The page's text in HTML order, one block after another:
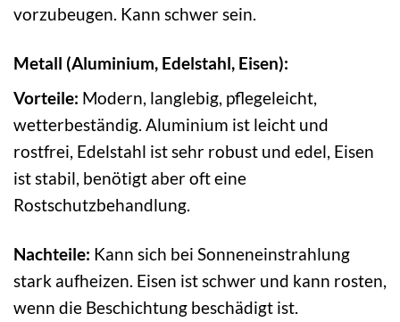
vorzubeugen. Kann schwer sein.
Metall (Aluminium, Edelstahl, Eisen):
Vorteile: Modern, langlebig, pflegeleicht,
wetterbeständig. Aluminium ist leicht und
rostfrei, Edelstahl ist sehr robust und edel, Eisen
ist stabil, benötigt aber oft eine
Rostschutzbehandlung.
Nachteile: Kann sich bei Sonneneinstrahlung
stark aufheizen. Eisen ist schwer und kann rosten,
wenn die Beschichtung beschädigt ist.